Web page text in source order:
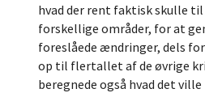
hvad der rent faktisk skulle
forskellige områder, for at
foreslåede ændringer, dels
op til flertallet af de øvrige
beregnede også hvad det